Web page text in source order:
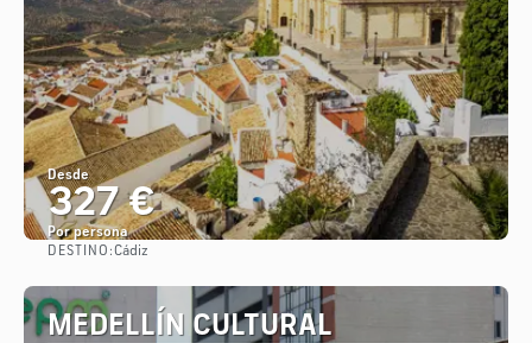
Desde
327 €
Por persona
DESTINO:Cádiz
MEDELLÍN CULTURAL